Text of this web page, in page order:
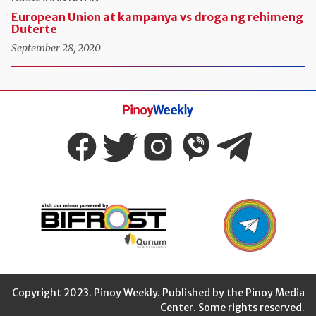
European Union at kampanya vs droga ng rehimeng
Duterte
September 28, 2020
Pinoy
Weekly
Copyright 2023. Pinoy Weekly. Published by the Pinoy Media
Center. Some rights reserved.